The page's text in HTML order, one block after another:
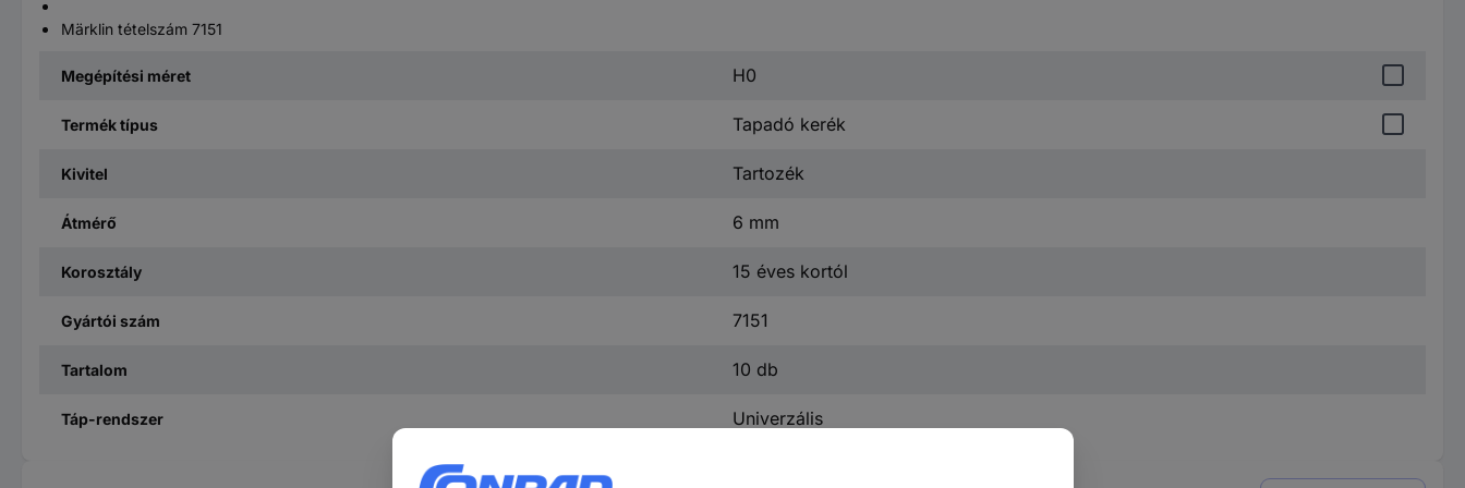
Märklin tételszám 7151
Megépítési méret H0
Termék típus Tapadó kerék
Kivitel Tartozék
Átmérő 6 mm
Korosztály 15 éves kortól
Gyártói szám 7151
Tartalom 10 db
Táp-rendszer Univerzális